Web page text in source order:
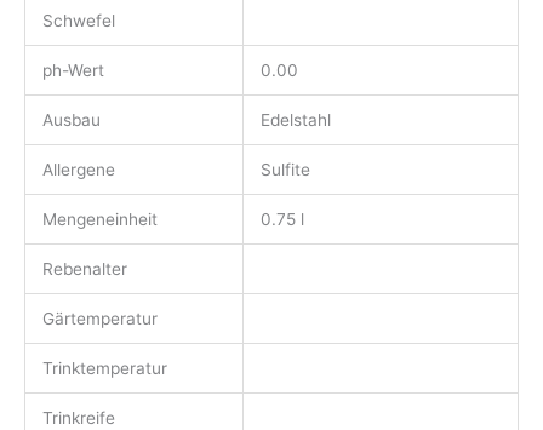
Schwefel
ph-Wert 0.00
Ausbau Edelstahl
Allergene Sulfite
Mengeneinheit 0.75 l
Rebenalter
Gärtemperatur
Trinktemperatur
Trinkreife